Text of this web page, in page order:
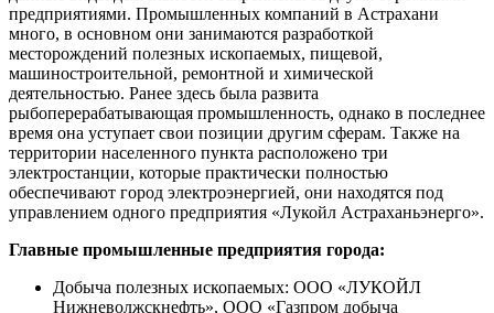
предприятиями. Промышленных компаний в Астрахани
много, в основном они занимаются разработкой
месторождений полезных ископаемых, пищевой,
машиностроительной, ремонтной и химической
деятельностью. Ранее здесь была развита
рыбоперерабатывающая промышленность, однако в последнее
время она уступает свои позиции другим сферам. Также на
территории населенного пункта расположено три
электростанции, которые практически полностью
обеспечивают город электроэнергией, они находятся под
управлением одного предприятия «Лукойл Астраханьэнерго».
Главные промышленные предприятия города:
Добыча полезных ископаемых: ООО «ЛУКОЙЛ
Нижневолжскнефть», ООО «Газпром добыча